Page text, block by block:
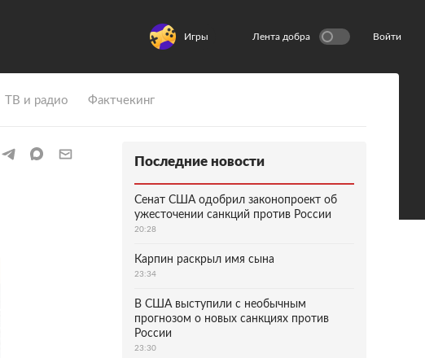
Игры Лента добра Войти
ТВ и радио Фактчекинг
Последние новости
Сенат США одобрил законопроект об
ужесточении санкций против России
20:28
Карпин раскрыл имя сына
23:34
В США выступили с необычным
прогнозом о новых санкциях против
России
23:30